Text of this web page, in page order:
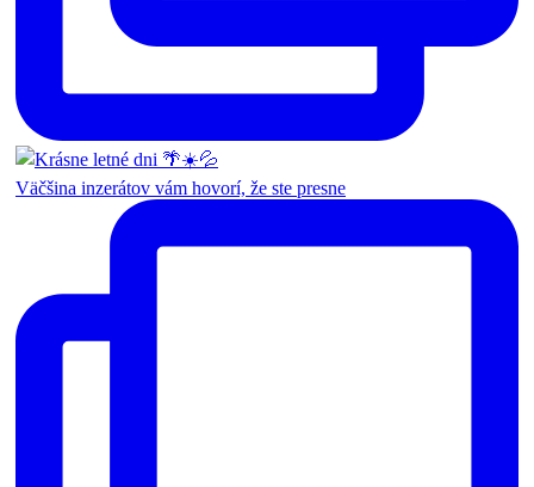
Väčšina inzerátov vám hovorí, že ste presne